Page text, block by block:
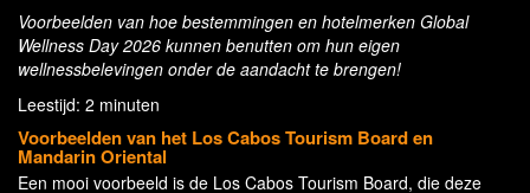
Voorbeelden van hoe bestemmingen en hotelmerken Global
Wellness Day 2026 kunnen benutten om hun eigen
wellnessbelevingen onder de aandacht te brengen!
Leestijd: 2 minuten
Voorbeelden van het Los Cabos Tourism Board en
Mandarin Oriental
Een mooi voorbeeld is de Los Cabos Tourism Board, die deze